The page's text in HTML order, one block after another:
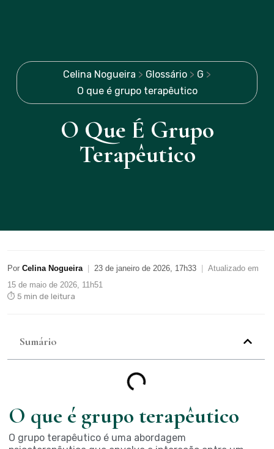
Celina Nogueira > Glossário > G >
O que é grupo terapêutico
O Que É Grupo
Terapêutico
Por Celina Nogueira 23 de janeiro de 2026, 17h33
Atualizado em
15 de maio de 2026, 11h51
⏱ 5 min de leitura
Sumário
O que é grupo terapêutico
O grupo terapêutico é uma abordagem